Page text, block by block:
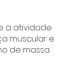
a atividade
muscular e
de massa